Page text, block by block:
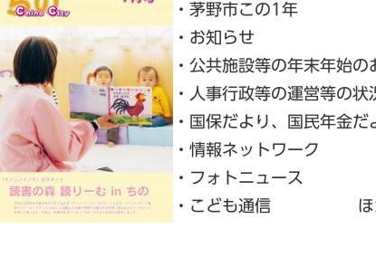
・茅野市この1年
・お知らせ
・公共施設等の年末年始の
・人事行政等の運営等の状
・国保だより、国民年金だ
・情報ネットワーク
・フォトニュース
・こども通信 ほ